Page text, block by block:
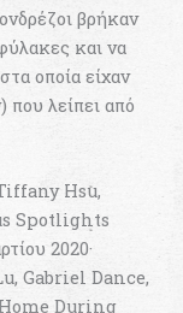
βρήκαν
και να
οποία είχαν
λείπει από
Hsu,
Spotlights
2020·
Gabriel Dance,
During